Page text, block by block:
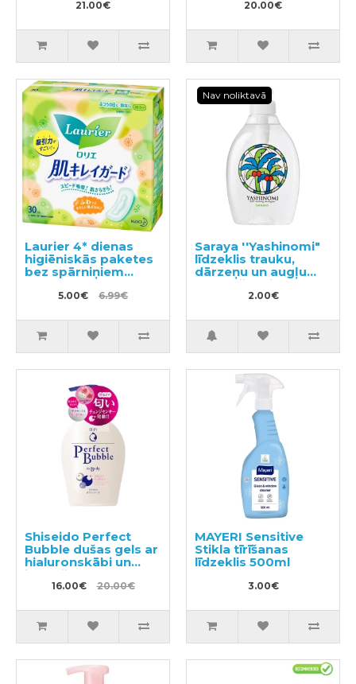
21.00€ 20.00€
Laurier 4* dienas
higiēniskās paketes
bez spārniņiem
20,5cm 30gab
5.00€ 6.99€
Nav noliktavā
Saraya ''Yashinomi"
līdzeklis trauku,
dārzeņu un augļu
mazgāšanai,
paraugs 50ml
2.00€
Shiseido Perfect
Bubble dušas gels ar
hialuronskābi un
ilgstošu
dezodorējošu efektu
16.00€ 20.00€
MAYERI Sensitive
Stikla tīrīšanas
līdzeklis 500ml
3.00€